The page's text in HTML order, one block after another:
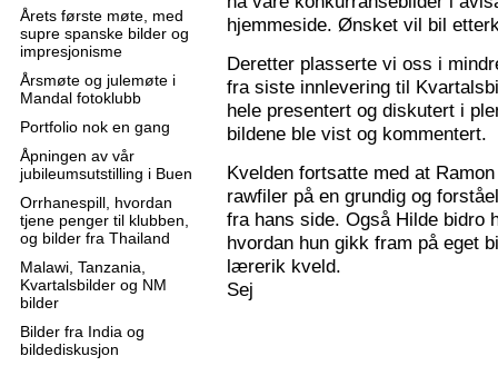
Årets første møte, med
supre spanske bilder og
impresjonisme
Årsmøte og julemøte i
Mandal fotoklubb
Portfolio nok en gang
Åpningen av vår
jubileumsutstilling i Buen
Orrhanespill, hvordan
tjene penger til klubben,
og bilder fra Thailand
Malawi, Tanzania,
Kvartalsbilder og NM
bilder
Bilder fra India og
bildediskusjon
hjemmeside. Ønsket vil bil
Deretter plasserte vi oss i
fra siste innlevering til
hele presentert og diskutert i
bildene ble vist og kommentert.
Kvelden fortsatte med at
rawfiler på en grundig og
fra hans side. Også Hilde bidro
hvordan hun gikk fram på eget
lærerik kveld.
Sej